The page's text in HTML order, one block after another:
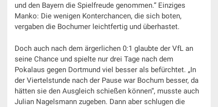
und den Bayern die Spielfreude genommen.“ Einziges
Manko: Die wenigen Konterchancen, die sich boten,
vergaben die Bochumer leichtfertig und überhastet.
Doch auch nach dem ärgerlichen 0:1 glaubte der VfL an
seine Chance und spielte nur drei Tage nach dem
Pokalaus gegen Dortmund viel besser als befürchtet. „In
der Viertelstunde nach der Pause war Bochum besser, da
hätten sie den Ausgleich schießen können“, musste auch
Julian Nagelsmann zugeben. Dann aber schlugen die